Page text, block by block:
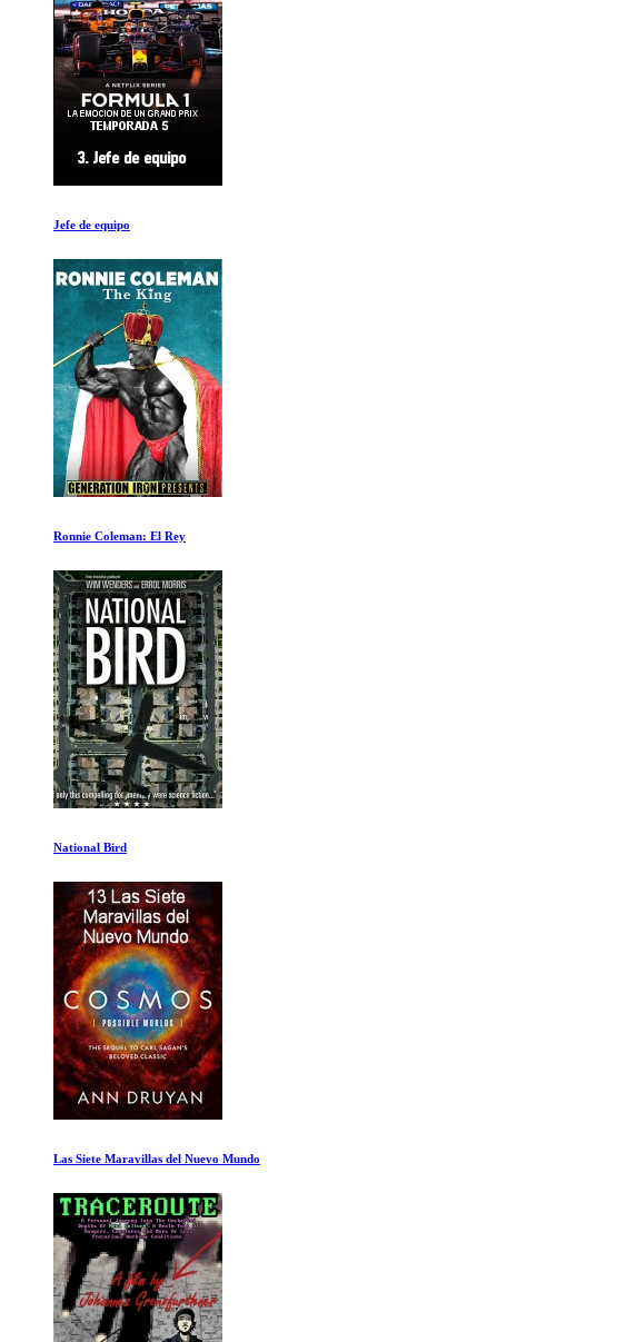
Y si el Cannabis cura el Cancer
El Gran Hackeo
Ronaldo
Buceando en lo Desconocido